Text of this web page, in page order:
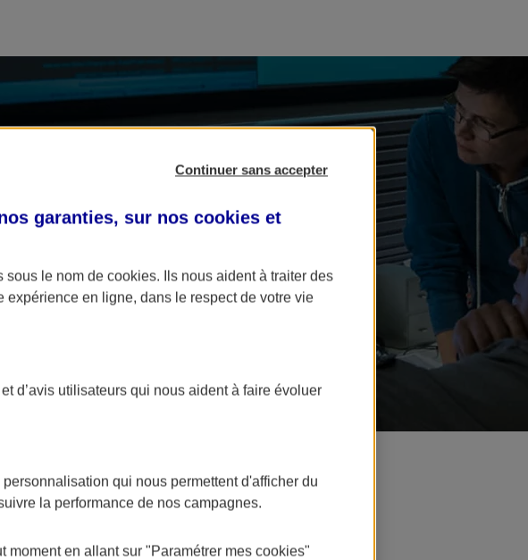
à la réputation de votre entreprise.
Continuer sans accepter
garanties, sur nos cookies et
sous le nom de cookies. Ils nous aident à traiter des
en ligne, dans le respect de votre vie
d’avis utilisateurs qui nous aident à faire évoluer
personnalisation qui nous permettent d'afficher du
la performance de nos campagnes.
moment en allant sur "Paramétrer mes cookies"